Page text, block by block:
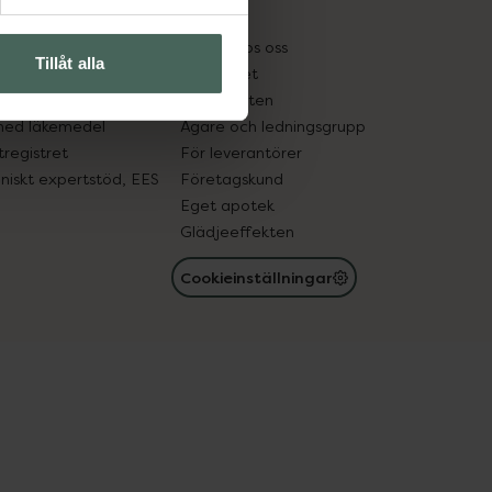
Tillåt alla
in gammal medicin
läkemedel
expertstöd, EES
Pressrum
Jobba hos oss
Hållbarhet
Samarbeten
Ägare och ledningsgrupp
För leverantörer
Företagskund
Eget apotek
Glädjeeffekten
Cookieinställningar